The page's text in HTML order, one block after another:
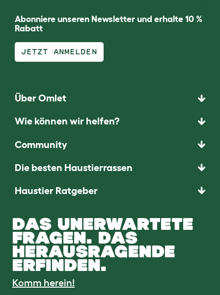
Abonniere unseren Newsletter und erhalte 10 %
Rabatt
JETZT ANMELDEN
Über Omlet
Wie können wir helfen?
Community
Die besten Haustierrassen
Haustier Ratgeber
DAS UNERWARTETE
FRAGEN. DAS
HERAUSRAGENDE
ERFINDEN.
Komm herein!